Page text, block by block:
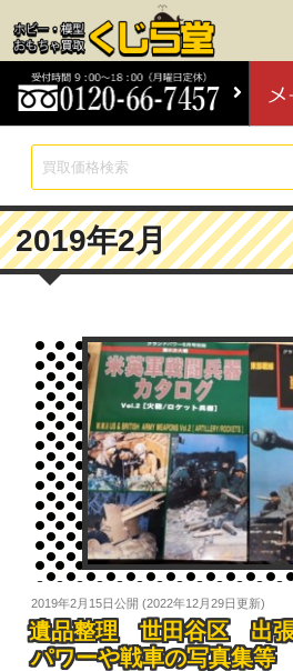
2019年2月
2019年2月15日公開 (2022年12月29日更新)
遺品整理 世田谷区 出
パワーや戦車の写真集等